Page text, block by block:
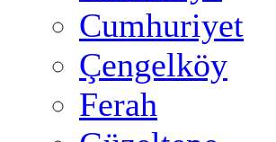
Cumhuriyet
Çengelköy
Ferah